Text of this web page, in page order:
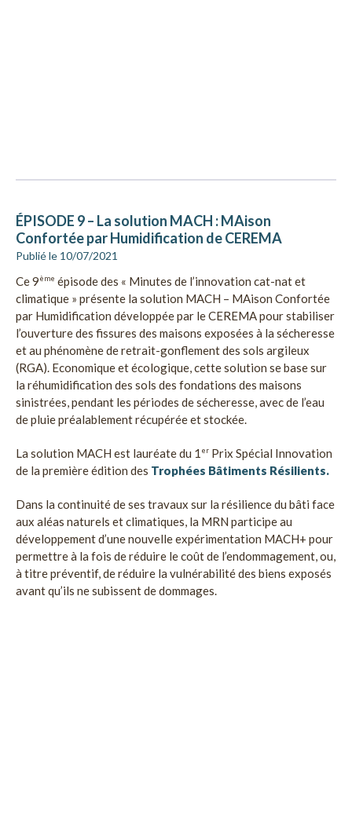
ÉPISODE 9 – La solution MACH : MAison
Confortée par Humidification de CEREMA
Publié le 10/07/2021
Ce 9ème épisode des « Minutes de l’innovation cat-nat et
climatique » présente la solution MACH – MAison Confortée
par Humidification développée par le CEREMA pour stabiliser
l’ouverture des fissures des maisons exposées à la sécheresse
et au phénomène de retrait-gonflement des sols argileux
(RGA). Economique et écologique, cette solution se base sur
la réhumidification des sols des fondations des maisons
sinistrées, pendant les périodes de sécheresse, avec de l’eau
de pluie préalablement récupérée et stockée.
La solution MACH est lauréate du 1 er Prix Spécial Innovation
de la première édition des Trophées Bâtiments Résilients.
Dans la continuité de ses travaux sur la résilience du bâti face
aux aléas naturels et climatiques, la MRN participe au
développement d’une nouvelle expérimentation MACH+ pour
permettre à la fois de réduire le coût de l’endommagement, ou,
à titre préventif, de réduire la vulnérabilité des biens exposés
avant qu’ils ne subissent de dommages.